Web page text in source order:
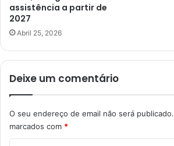
assistência a partir de
2027
Abril 25, 2026
Deixe um comentário
O seu endereço de email não será publicado.
marcados com *